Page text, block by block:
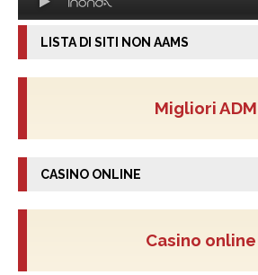
LISTA DI SITI NON AAMS
Migliori ADM
CASINO ONLINE
Casino online